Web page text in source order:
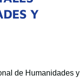
Y
de Humanidades y